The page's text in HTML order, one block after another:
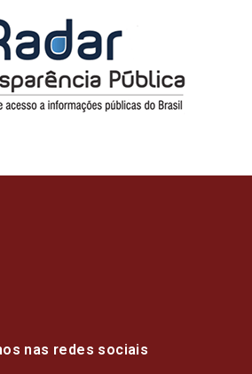
nas redes sociais